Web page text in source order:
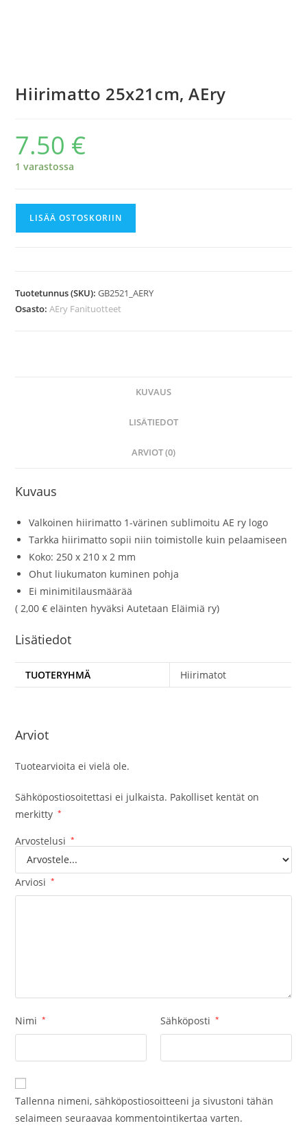
Hiirimatto 25x21cm, AEry
7.50 €
1 varastossa
Hiirimatto
LISÄÄ OSTOSKORIIN
Tuotetunnus (SKU):GB2521_AERY
Osasto:AEry Fanituotteet
KUVAUS
LISÄTIEDOT
ARVIOT (0)
Kuvaus
Valkoinen hiirimatto 1-värinen sublimoitu AE ry logo
Tarkka hiirimatto sopii niin toimistolle kuin pelaamiseen
Koko: 250 x 210 x 2 mm
Ohut liukumaton kuminen pohja
Ei minimitilausmäärää
( 2,00 € eläinten hyväksi Autetaan Eläimiä ry)
Lisätiedot
TUOTERYHMÄ Hiirimatot
Arviot
Tuotearvioita ei vielä ole.
Sähköpostiosoitettasi ei julkaista. Pakolliset kentät on
merkitty *
Arvostelusi *
Arviosi *
Nimi * Sähköposti *
Tallenna nimeni, sähköpostiosoitteeni ja sivustoni tähän
selaimeen seuraavaa kommentointikertaa varten.